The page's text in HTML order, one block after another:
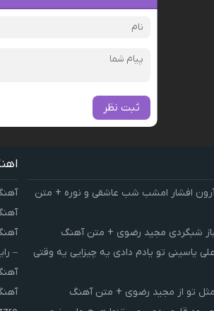
ثبت نظر
آرون افشار امشب شب عاشقی و نوره + متن
باز شبگردی مجید رضوی + متن آهنگ
یاسینی تو یادم دادی یه چیزایی یه وقتی
مثل تو از مجید رضوی + متن آهنگ
–